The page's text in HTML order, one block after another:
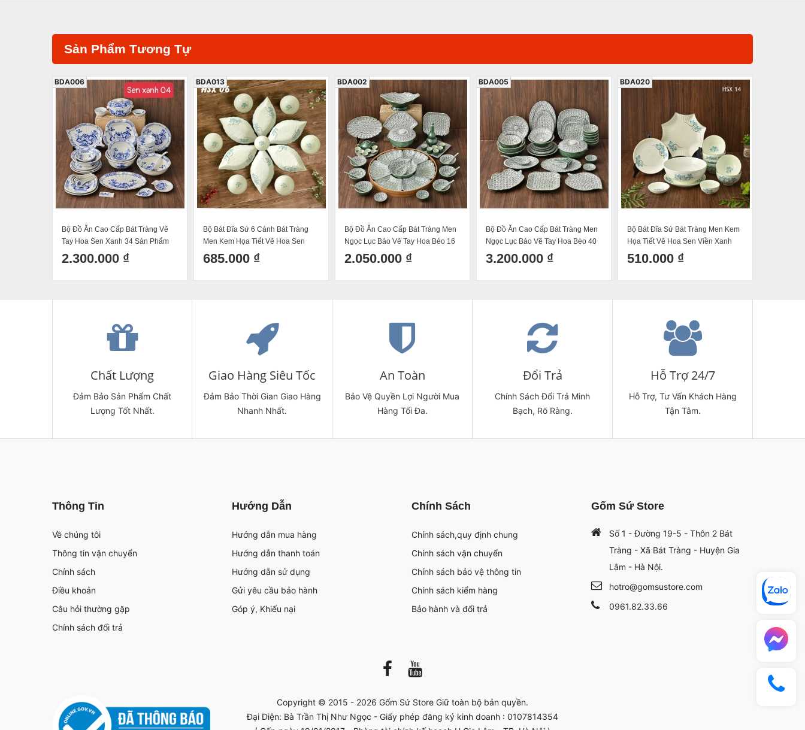
Sản Phẩm Tương Tự
Bộ Đồ Ăn Cao Cấp Bát Tràng Vẽ
Tay Hoa Sen Xanh 34 Sản Phẩm
2.300.000 ₫
BDA006
Bộ Bát Đĩa Sứ 6 Cánh Bát Tràng
Men Kem Họa Tiết Vẽ Hoa Sen
Viền Xanh HSX06 (13 Món)
685.000 ₫
BDA013
Bộ Đồ Ăn Cao Cấp Bát Tràng Men
Ngọc Lục Bảo Vẽ Tay Hoa Bèo 16
Sản Phẩm
2.050.000 ₫
BDA002
Bộ Đồ Ăn Cao Cấp Bát Tràng Men
Ngọc Lục Bảo Vẽ Tay Hoa Bèo 40
Sản Phẩm
3.200.000 ₫
BDA005
Bộ Bát Đĩa Sứ Bát Tràng Men Kem
Họa Tiết Vẽ Hoa Sen Viền Xanh
HSX14 (12 Món)
510.000 ₫
BDA020
Chất Lượng
Đảm Bảo Sản Phẩm Chất
Lượng Tốt Nhất.
Giao Hàng Siêu Tốc
Đảm Bảo Thời Gian Giao Hàng
Nhanh Nhất.
An Toàn
Bảo Vệ Quyền Lợi Người Mua
Hàng Tối Đa.
Đổi Trả
Chính Sách Đổi Trả Minh
Bạch, Rõ Ràng.
Hỗ Trợ 24/7
Hỗ Trợ, Tư Vấn Khách Hàng
Tận Tâm.
Thông Tin
Về chúng tôi
Thông tin vận chuyển
Chính sách
Điều khoản
Câu hỏi thường gặp
Chính sách đổi trả
Hướng Dẫn
Hướng dẫn mua hàng
Hướng dẫn thanh toán
Hướng dẫn sử dụng
Gửi yêu cầu bảo hành
Góp ý, Khiếu nại
Chính Sách
Chính sách,quy định chung
Chính sách vận chuyển
Chính sách bảo vệ thông tin
Chính sách kiểm hàng
Bảo hành và đổi trả
Gốm Sứ Store
Số 1 - Đường 19-5 - Thôn 2 Bát
Tràng - Xã Bát Tràng - Huyện Gia
Lâm - Hà Nội.
hotro@gomsustore.com
0961.82.33.66
Copyright © 2015 - 2026 Gốm Sứ Store Giữ toàn bộ bản quyền.
Đại Diện: Bà Trần Thị Như Ngọc - Giấy phép đăng ký kinh doanh : 0107814354